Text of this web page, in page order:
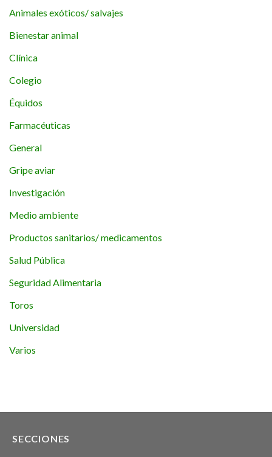
Animales exóticos/ salvajes
Bienestar animal
Clínica
Colegio
Équidos
Farmacéuticas
General
Gripe aviar
Investigación
Medio ambiente
Productos sanitarios/ medicamentos
Salud Pública
Seguridad Alimentaria
Toros
Universidad
Varios
SECCIONES